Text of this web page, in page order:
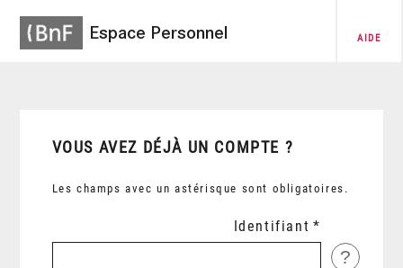
Espace Personnel AIDE
VOUS AVEZ DÉJÀ UN COMPTE ?
Les champs avec un astérisque sont obligatoires.
Identifiant
?